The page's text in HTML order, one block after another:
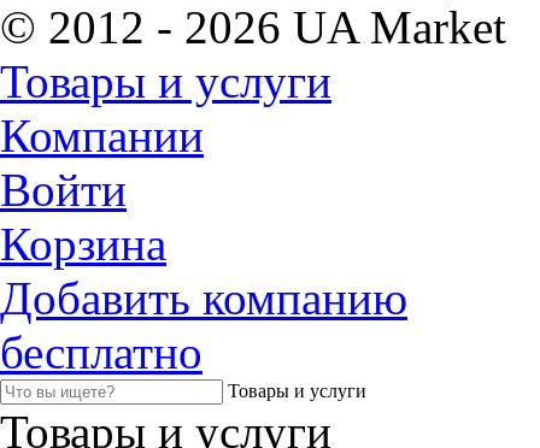
© 2012 - 2026 UA Market
Товары и услуги
Компании
Войти
Корзина
Добавить компанию
бесплатно
Товары и услуги
Товары и услуги